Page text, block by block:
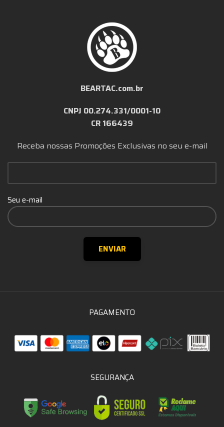
BEARTAC.com.br
CNPJ 00.274.331/0001-10
CR 166439
Receba nossas Promoções Exclusivas no seu e-mail
Seu e-mail
PAGAMENTO
SEGURANÇA